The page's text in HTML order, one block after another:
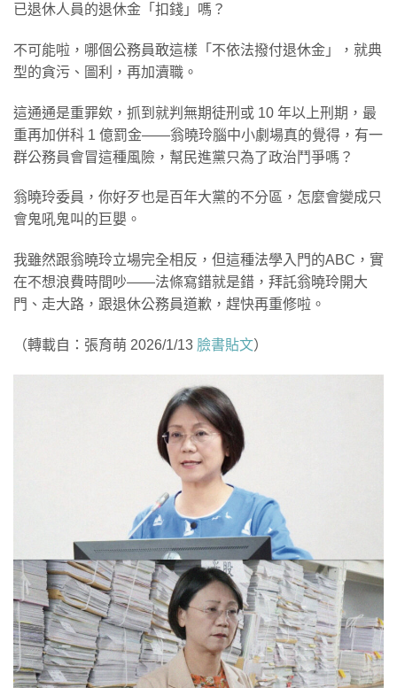
已退休人員的退休金「扣錢」嗎？
不可能啦，哪個公務員敢這樣「不依法撥付退休金」，就典
型的貪污、圖利，再加瀆職。
這通通是重罪欸，抓到就判無期徒刑或 10 年以上刑期，最
重再加併科 1 億罰金——翁曉玲腦中小劇場真的覺得，有一
群公務員會冒這種風險，幫民進黨只為了政治鬥爭嗎？
翁曉玲委員，你好歹也是百年大黨的不分區，怎麼會變成只
會鬼吼鬼叫的巨嬰。
我雖然跟翁曉玲立場完全相反，但這種法學入門的ABC，實
在不想浪費時間吵——法條寫錯就是錯，拜託翁曉玲開大
門、走大路，跟退休公務員道歉，趕快再重修啦。
（轉載自：張育萌 2026/1/13 臉書貼文）